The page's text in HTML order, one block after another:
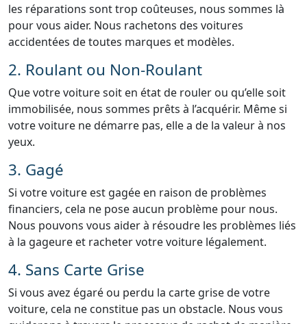
les réparations sont trop coûteuses, nous sommes là
pour vous aider. Nous rachetons des voitures
accidentées de toutes marques et modèles.
2. Roulant ou Non-Roulant
Que votre voiture soit en état de rouler ou qu’elle soit
immobilisée, nous sommes prêts à l’acquérir. Même si
votre voiture ne démarre pas, elle a de la valeur à nos
yeux.
3. Gagé
Si votre voiture est gagée en raison de problèmes
financiers, cela ne pose aucun problème pour nous.
Nous pouvons vous aider à résoudre les problèmes liés
à la gageure et racheter votre voiture légalement.
4. Sans Carte Grise
Si vous avez égaré ou perdu la carte grise de votre
voiture, cela ne constitue pas un obstacle. Nous vous